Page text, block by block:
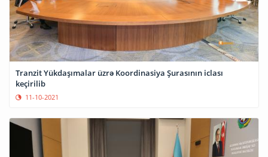
Tranzit Yükdaşımalar üzrə Koordinasiya Şurasının iclası
keçirilib
11-10-2021